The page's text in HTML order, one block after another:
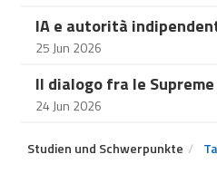
IA e autorità
25 Jun 2026
Il dialogo fra le
24 Jun 2026
Studien und Schwerpunkte